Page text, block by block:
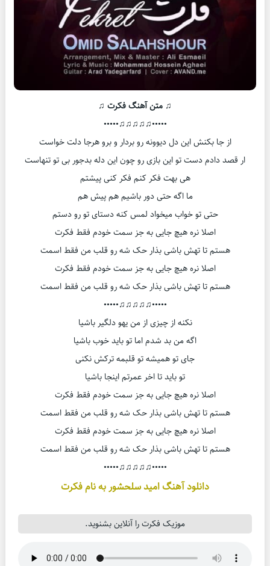
♫ متن آهنگ فکرت ♫
•••••♫♫♫♫♫•••••
از جا بکنش این دل دیوونه رو بردار و برو هرجا دلت خواست
ار قصد دادم دست تو این بازی رو چون این دله بدجور بی تو تنهاست
هی بهت فکر کنم فکر کنی پیشتم
ما اگه حتی دور باشیم هم پیش هم
حتی تو خواب میخواد لمس کنه دستای تو رو دستم
اصلا نره هیچ جایی به جز سمت خودم فقط فکرت
هستم تا تهش باشی بذار حک شه رو قلب من فقط اسمت
اصلا نره هیچ جایی به جز سمت خودم فقط فکرت
هستم تا تهش باشی بذار حک شه رو قلب من فقط اسمت
•••••♫♫♫♫♫•••••
نکنه از چیزی از من یهو دلگیر باشیا
اگه من بد شدم اما تو باید خوب باشیا
جای تو همیشه تو قلبمه ترکش نکنی
تو باید تا اخر عمرتم اینجا باشیا
اصلا نره هیچ جایی به جز سمت خودم فقط فکرت
هستم تا تهش باشی بذار حک شه رو قلب من فقط اسمت
اصلا نره هیچ جایی به جز سمت خودم فقط فکرت
هستم تا تهش باشی بذار حک شه رو قلب من فقط اسمت
•••••♫♫♫♫♫•••••
دانلود آهنگ امید سلحشور به نام فکرت
موزیک فکرت را آنلاین بشنوید.